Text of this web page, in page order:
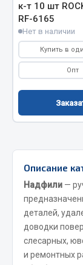
Кольца
Пресс-масленки
Пробки
Пружины
Весь раздел
Адаптеры и
Тройники
Трубки, муфты,
Угольники
к-т 10 шт
RF-6165
Нет в наличии
Купить в
Опт
Описание
Надфили —
деталей,
доводки
слесарных,
и ремонтных